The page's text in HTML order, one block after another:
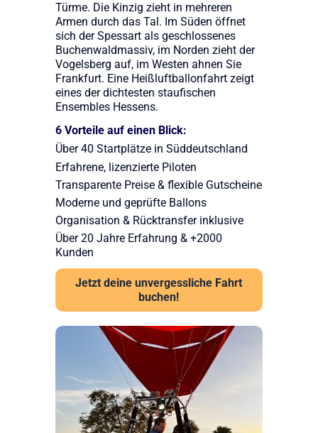
Türme. Die Kinzig zieht in mehreren
Armen durch das Tal. Im Süden öffnet
sich der Spessart als geschlossenes
Buchenwaldmassiv, im Norden zieht der
Vogelsberg auf, im Westen ahnen Sie
Frankfurt. Eine Heißluftballonfahrt zeigt
eines der dichtesten staufischen
Ensembles Hessens.
6 Vorteile auf einen Blick:
Über 40 Startplätze in Süddeutschland
Erfahrene, lizenzierte Piloten
Transparente Preise & flexible Gutscheine
Moderne und geprüfte Ballons
Organisation & Rücktransfer inklusive
Über 20 Jahre Erfahrung & +2000
Kunden
Jetzt deine unvergessliche Fahrt
buchen!